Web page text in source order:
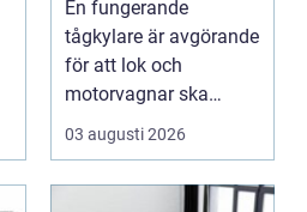
tågsystem
En fungerande
tågkylare är avgörande
för att lok och
motorvagnar ska
kunna leverera pålitlig
drift d...
03 augusti 2026